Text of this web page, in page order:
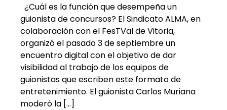
¿Cuál es la función que desempeña un
guionista de concursos? El Sindicato ALMA, en
colaboración con el FesTVal de Vitoria,
organizó el pasado 3 de septiembre un
encuentro digital con el objetivo de dar
visibilidad al trabajo de los equipos de
guionistas que escriben este formato de
entretenimiento. El guionista Carlos Muriana
moderó la […]